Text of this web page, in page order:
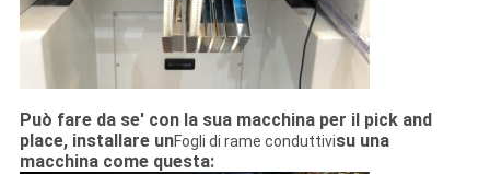
Può fare da se' con la sua macchina per il pick and
place, installare unFogli di rame conduttivisu una
macchina come questa: